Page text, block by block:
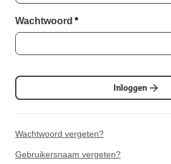
Wachtwoord *
Inloggen
Wachtwoord vergeten?
Gebruikersnaam vergeten?